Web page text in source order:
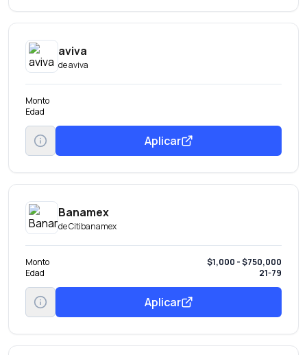
aviva
deaviva
Monto
Edad
Aplicar
Banamex
deCitibanamex
Monto
$1,000 - $750,000
Edad
21-79
Aplicar